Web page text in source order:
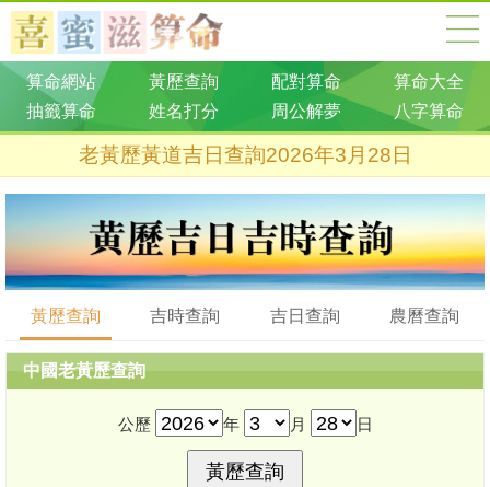
算命網站 黃歷查詢 配對算命
算命大全
抽籤算命
姓名打分 周公解夢 八字算命
老黃歷黃道吉日查詢2026年3月28日
黃歷查詢 吉時查詢 吉日查詢 農曆查詢
中國老黃歷查詢
公歷 年 月 日